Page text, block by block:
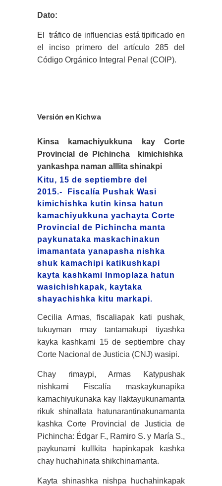
Dato:
El tráfico de influencias está tipificado en
el inciso primero del artículo 285 del
Código Orgánico Integral Penal (COIP).
Versión en Kichwa
Kinsa kamachiyukkuna kay Corte
Provincial de Pichincha kimichishka
yankashpa naman alllita shinakpi
Kitu, 15 de septiembre del
2015.-
Fiscalía Pushak Wasi
kimichishka kutin kinsa hatun
kamachiyukkuna yachayta Corte
Provincial de Pichincha manta
paykunataka maskachinakun
imamantata yanapasha nishka
shuk kamachipi katikushkapi
kayta kashkami Inmoplaza hatun
wasichishkapak, kaytaka
shayachishka kitu markapi.
Cecilia Armas, fiscaliapak kati pushak,
tukuyman rmay tantamakupi tiyashka
kayka kashkami 15 de septiembre chay
Corte Nacional de Justicia (CNJ) wasipi.
Chay rimaypi, Armas Katypushak
nishkami Fiscalía maskaykunapika
kamachiyukunaka kay llaktayukunamanta
rikuk shinallata hatunarantinakunamanta
kashka Corte Provincial de Justicia de
Pichincha: Édgar F., Ramiro S. y María S.,
paykunami kullkita hapinkapak kashka
chay huchahinata shikchinamanta.
Kayta shinashka nishpa huchahinkapak